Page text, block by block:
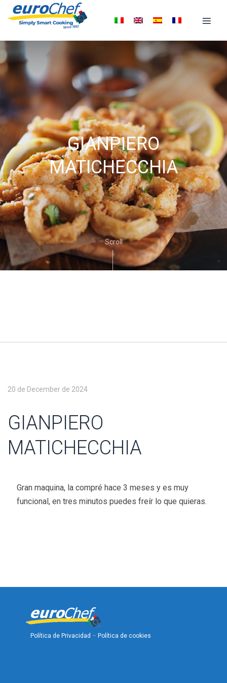
GIANPIERO
MATICHECCHIA
Scroll
20 de December de 2024
GIANPIERO
MATICHECCHIA
Gran maquina, la compré hace 3 meses y es muy
funcional, en tres minutos puedes freír lo que quieras.
Política de Privacidad – Política de cookies